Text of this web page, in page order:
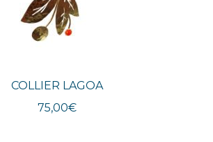
COLLIER LAGOA
75,00€